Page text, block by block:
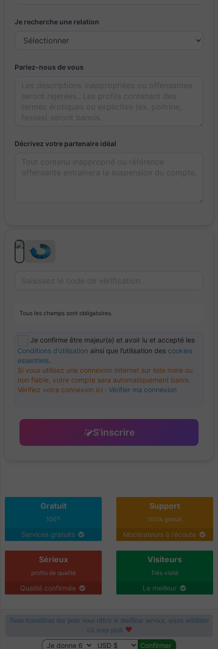
Je recherche une relation
Parlez-nous de vous
Décrivez votre partenaire idéal
Tous les champs sont obligatoires.
Je confirme être majeur(e) et avoir lu et accepté les
Conditions d’utilisation ainsi que l’utilisation des cookies
essentiels.
Si vous utilisez une connexion Internet sur liste noire ou
non fiable, votre compte sera automatiquement banni.
Vérifiez votre connexion ici : Vérifier ma connexion
S’inscrire
Gratuit
100%
Services gratuits
Support
100% gratuit
Modérateurs à l'écoute
Sérieux
profils de qualité
Qualité confirmée
Visiteurs
Très visité
Le meilleur
Nous travaillons dur pour vous offrir le meilleur service, soyez solidaire
s'il vous plaît